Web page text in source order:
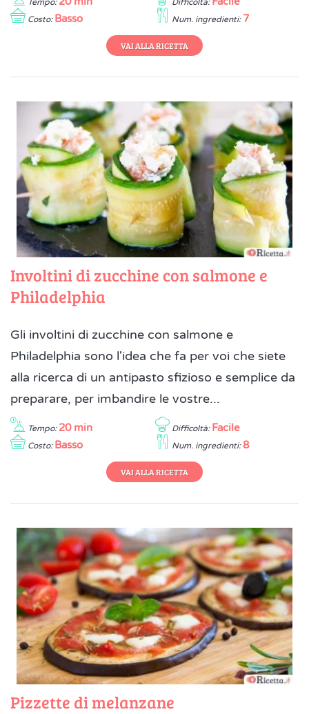
Tempo: Difficoltà:
Costo: Basso Num. ingredienti: 7
VAI ALLA RICETTA
Involtini di zucchine con salmone e
Philadelphia
Gli involtini di zucchine con salmone e
Philadelphia sono l'idea che fa per voi che siete
alla ricerca di un antipasto sfizioso e semplice da
preparare, per imbandire le vostre...
Tempo: 20 min Difficoltà: Facile
Costo: Basso Num. ingredienti: 8
VAI ALLA RICETTA
Pizzette di melanzane